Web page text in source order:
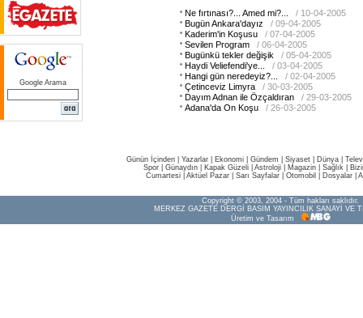
Google Arama
Ne fırtınası?... Amed mi?...
/ 10-04-2005
Bugün Ankara'dayız
/ 09-04-2005
Kaderim'in Koşusu
/ 07-04-2005
Sevilen Program
/ 06-04-2005
Bugünkü tekler değişik
/ 05-04-2005
Haydi Veliefendi'ye...
/ 03-04-2005
Hangi gün neredeyiz?...
/ 02-04-2005
Çetinceviz Limyra
/ 30-03-2005
Dayım Adnan ile Özçaldıran
/ 29-03-2005
Adana'da On Koşu
/ 26-03-2005
Günün İçinden Yazarlar Ekonomi Gündem Siyaset Dünya |
Spor
Günaydın Kapak Güzeli Astroloji Magazin Sağlık
Cumartesi| Aktüel Pazar| Sarı Sayfalar| Otomobil Dosyalar|
Copyright © 2003, 2004 - Tüm hakları saklıdır.
MERKEZ GAZETE DERGİ BASIM YAYINCILIK SANAYİ VE
Üretim ve Tasarım